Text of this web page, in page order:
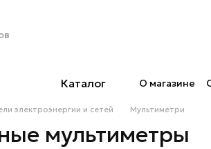
Каталог О магазине
электроэнергии и сетей Мультиметри
мультиметры